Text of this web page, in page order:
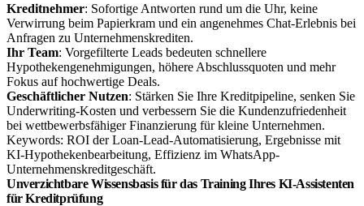
Kreditnehmer: Sofortige Antworten rund um die Uhr, keine
Verwirrung beim Papierkram und ein angenehmes Chat-Erlebnis bei
Anfragen zu Unternehmenskrediten.
Ihr Team: Vorgefilterte Leads bedeuten schnellere
Hypothekengenehmigungen, höhere Abschlussquoten und mehr
Fokus auf hochwertige Deals.
Geschäftlicher Nutzen: Stärken Sie Ihre Kreditpipeline, senken Sie
Underwriting-Kosten und verbessern Sie die Kundenzufriedenheit
bei wettbewerbsfähiger Finanzierung für kleine Unternehmen.
Keywords: ROI der Loan-Lead-Automatisierung, Ergebnisse mit
KI-Hypothekenbearbeitung, Effizienz im WhatsApp-
Unternehmenskreditgeschäft.
Unverzichtbare Wissensbasis für das Training Ihres KI-Assistenten
für Kreditprüfung